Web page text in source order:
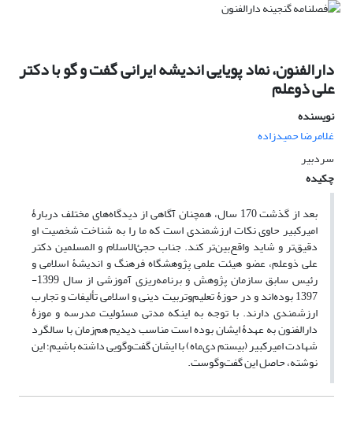
دارالفنون، نماد پویایی اندیشه ایرانی گفت و گو با دکتر
علی ذوعلم
نویسنده
غلامرضا حمیدزاده
سردبیر
چکیده
بعد از گذشت 170 سال، همچنان آگاهی از دیدگاه‌های مختلف دربارۀ
امیرکبیر حاوی نکات ارزشمندی است که ما را به شناخت شخصیت او
دقیق‌تر و شاید واقع‌بین‌تر کند. جناب حجئ‌الاسلام و المسلمین دکتر
علی ذوعلم، عضو هیئت علمی پژوهشگاه فرهنگ و اندیشۀ اسلامی و
رئیس سابق سازمان پژوهش و برنامه‌ریزی آموزشی از سال 1399-
1397 بوده‌اند و در حوزۀ تعلیم‌وتربیت دینی و اسلامی تألیفات و تجارب
ارزشمندی دارند. با توجه به اینکه مدتی مسئولیت مدرسه و موزۀ
دارالفنون به عهدۀ ایشان بوده است مناسب دیدیم هم‌زمان با سالگرد
شهادت امیرکبیر (بیستم دی‌ماه) با ایشان گفت‌وگویی داشته باشیم؛ این
نوشته، حاصل این گفت‌وگوست.